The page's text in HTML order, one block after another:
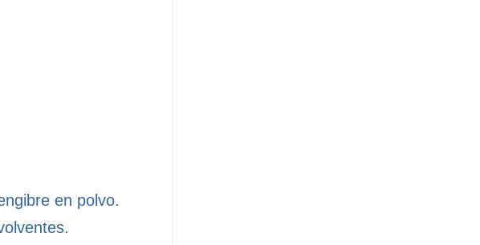
en polvo.